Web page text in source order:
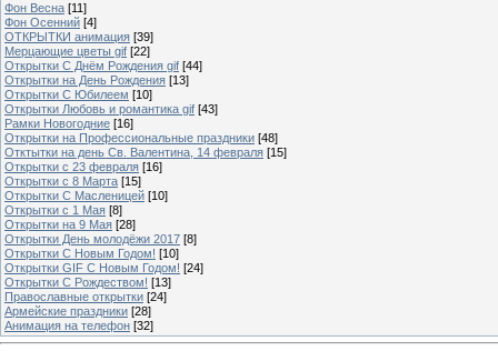
Фон Весна [11]
Фон Осенний [4]
ОТКРЫТКИ анимация [39]
Мерцающие цветы gif [22]
Открытки С Днём Рождения gif [44]
Открытки на День Рождения [13]
Открытки С Юбилеем [10]
Открытки Любовь и романтика gif [43]
Рамки Новогодние [16]
Открытки на Профессиональные праздники [48]
Отктытки на день Св. Валентина, 14 февраля [15]
Открытки с 23 февраля [16]
Открытки с 8 Марта [15]
Открытки С Масленицей [10]
Открытки с 1 Мая [8]
Открытки на 9 Мая [28]
Открытки День молодёжи 2017 [8]
Открытки С Новым Годом! [10]
Открытки GIF С Новым Годом! [24]
Открытки С Рождеством! [13]
Православные открытки [24]
Армейские праздники [28]
Анимация на телефон [32]